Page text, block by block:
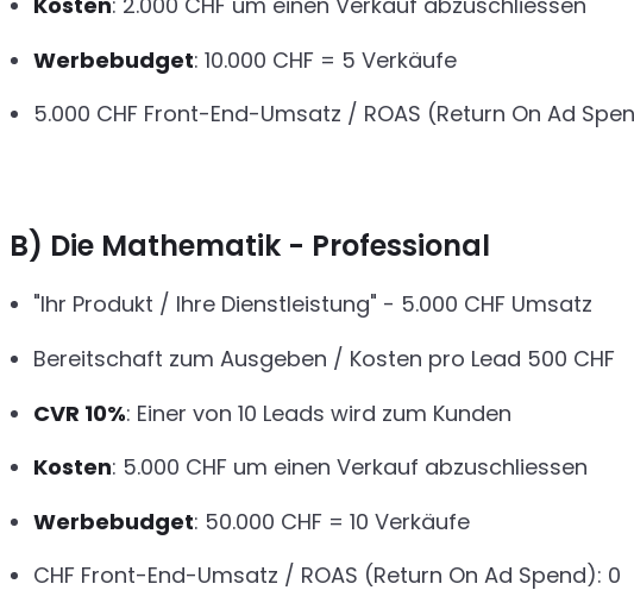
Werbebudget: 10.000 CHF = 5 Verkäufe
5.000 CHF Front-End-Umsatz / ROAS (Return On Ad
B) Die Mathematik - Professional
"Ihr Produkt / Ihre Dienstleistung" - 5.000 CHF Umsatz
Bereitschaft zum Ausgeben / Kosten pro Lead 500 CHF
CVR 10%: Einer von 10 Leads wird zum Kunden
Kosten: 5.000 CHF um einen Verkauf abzuschliessen
Werbebudget: 50.000 CHF = 10 Verkäufe
CHF Front-End-Umsatz / ROAS (Return On Ad Spend): 0